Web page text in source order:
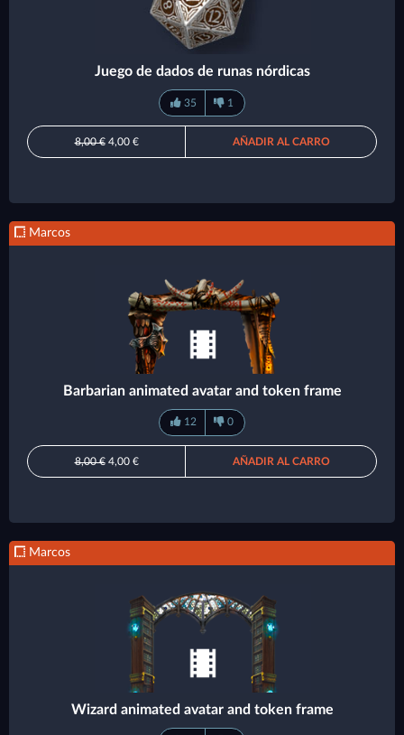
Juego de dados de runas nórdicas
35 1
8,00 €4,00 € AÑADIR AL CARRO
Marcos
Barbarian animated avatar and token frame
12 0
8,00 €4,00 € AÑADIR AL CARRO
Marcos
Wizard animated avatar and token frame